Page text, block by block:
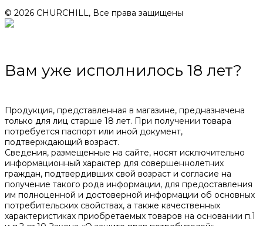
© 2026 CHURCHILL, Все права защищены
Вам уже исполнилось 18 лет?
Продукция, представленная в магазине, предназначена
только для лиц старше 18 лет. При получении товара
потребуется паспорт или иной документ,
подтверждающий возраст.
Сведения, размещенные на сайте, носят исключительно
информационный характер для совершеннолетних
граждан, подтвердивших свой возраст и согласие на
получение такого рода информации, для предоставления
им полноценной и достоверной информации об основных
потребительских свойствах, а также качественных
характеристиках приобретаемых товаров на основании п.1